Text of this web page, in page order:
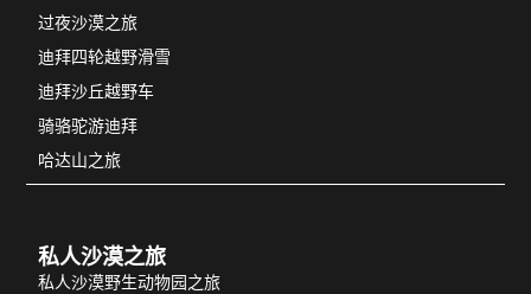
过夜沙漠之旅
迪拜四轮越野滑雪
迪拜沙丘越野车
骑骆驼游迪拜
哈达山之旅
私人沙漠之旅
私人沙漠野生动物园之旅